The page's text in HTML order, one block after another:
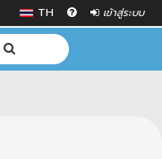
TH เข้าสู่ระบบ